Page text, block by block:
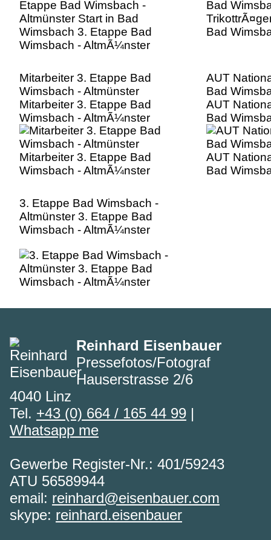
Mitarbeiter 3. Etappe Bad
Wimsbach - Altmünster
Mitarbeiter 3. Etappe Bad
Wimsbach - AltmÃ¼nster
AUT
Bad
AUT
Bad
3. Etappe Bad Wimsbach -
Altmünster 3. Etappe Bad
Wimsbach - AltmÃ¼nster
Reinhard Eisenbauer
Pressefotos/Fotograf
Hauserstrasse 2/6
4040 Linz
Tel. +43 (0) 664 / 165 44 99 |
Whatsapp me
Gewerbe Register-Nr.: 401/59243
ATU 56589944
email: reinhard@eisenbauer.com
skype: reinhard.eisenbauer